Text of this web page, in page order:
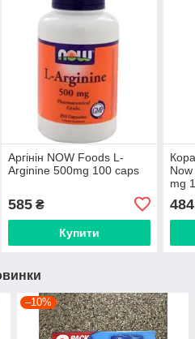
Аргінін NOW Foods L-
Arginine 500mg 100 caps
585₴
Купити
mg
484
–10%